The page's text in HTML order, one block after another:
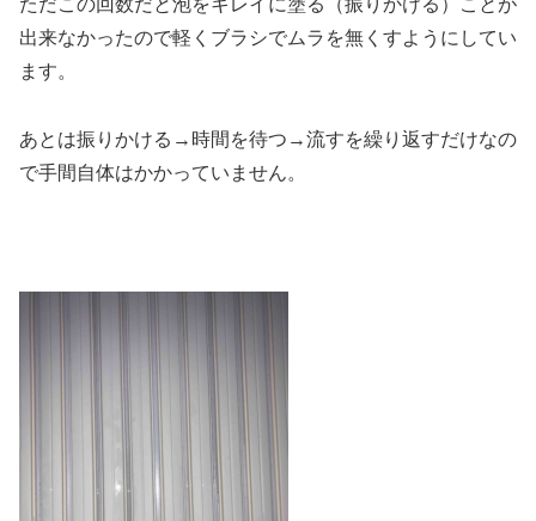
ただこの回数だと泡をキレイに塗る（振りかける）ことが
出来なかったので軽くブラシでムラを無くすようにしてい
ます。
あとは振りかける→時間を待つ→流すを繰り返すだけなの
で手間自体はかかっていません。